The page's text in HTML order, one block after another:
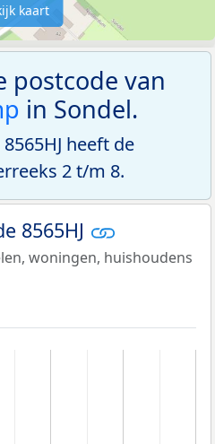
kaart
postcode van
in Sondel.
heeft de
2 t/m 8.
8565HJ
woningen, huishoudens